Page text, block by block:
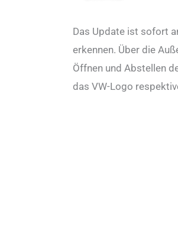
Das Update ist sofort
erkennen. Über die
Öffnen und Abstellen
das VW-Logo